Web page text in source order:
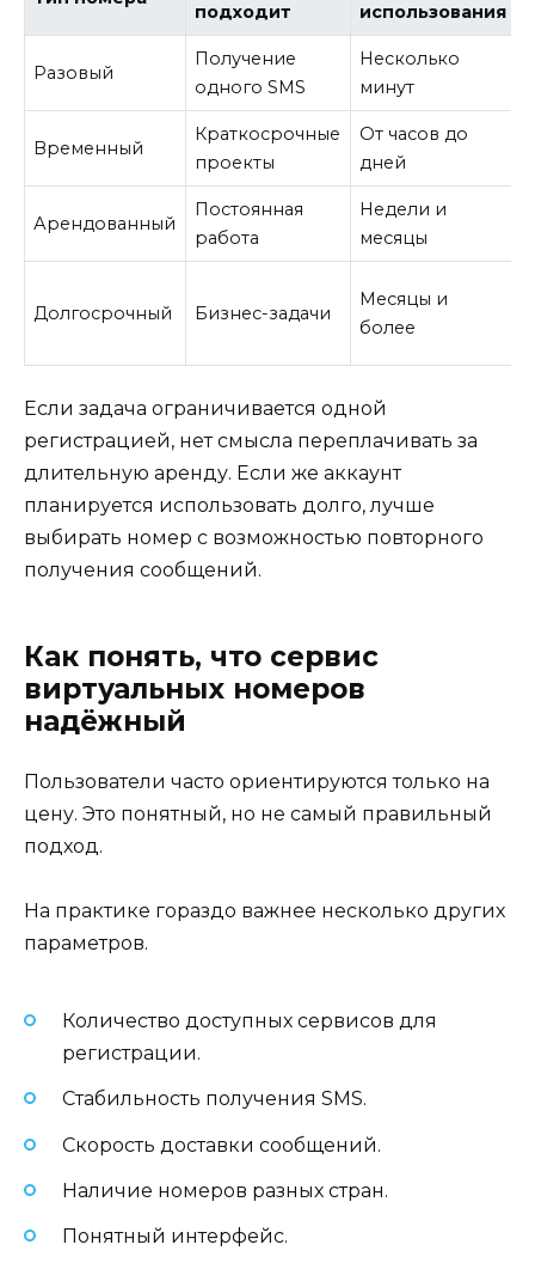
подходит
использования
Разовый
Получение
одного SMS
Несколько
минут
Временный
Краткосрочные
проекты
От часов до
дней
Арендованный
Постоянная
работа
Недели и
месяцы
Долгосрочный Бизнес-задачи
Месяцы и
более
Если задача ограничивается одной
регистрацией, нет смысла переплачивать за
длительную аренду. Если же аккаунт
планируется использовать долго, лучше
выбирать номер с возможностью повторного
получения сообщений.
Как понять, что сервис
виртуальных номеров
надёжный
Пользователи часто ориентируются только на
цену. Это понятный, но не самый правильный
подход.
На практике гораздо важнее несколько других
параметров.
Количество доступных сервисов для
регистрации.
Стабильность получения SMS.
Скорость доставки сообщений.
Наличие номеров разных стран.
Понятный интерфейс.